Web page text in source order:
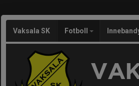
Vaksala SK Fotboll